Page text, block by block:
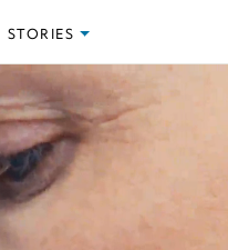
STORIES